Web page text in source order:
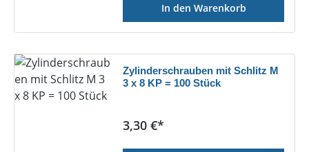
In den Warenkorb
Zylinderschrauben mit Schlitz M
3 x 8 KP = 100 Stück
Regulärer Preis:
3,30 €*